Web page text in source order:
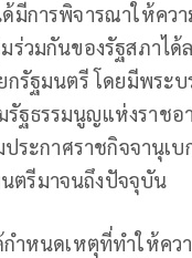
มีการพิจารณาให้คว
ร่วมกันของรัฐสภาไ
รัฐมนตรี โดยมีพระบ
ฐธรรมนูญแห่งราชอ
ระกาศราชกิจจานุเ
ตรีมาจนถึงปัจจุบัน
ำหนดเหตุที่ทำให้ค